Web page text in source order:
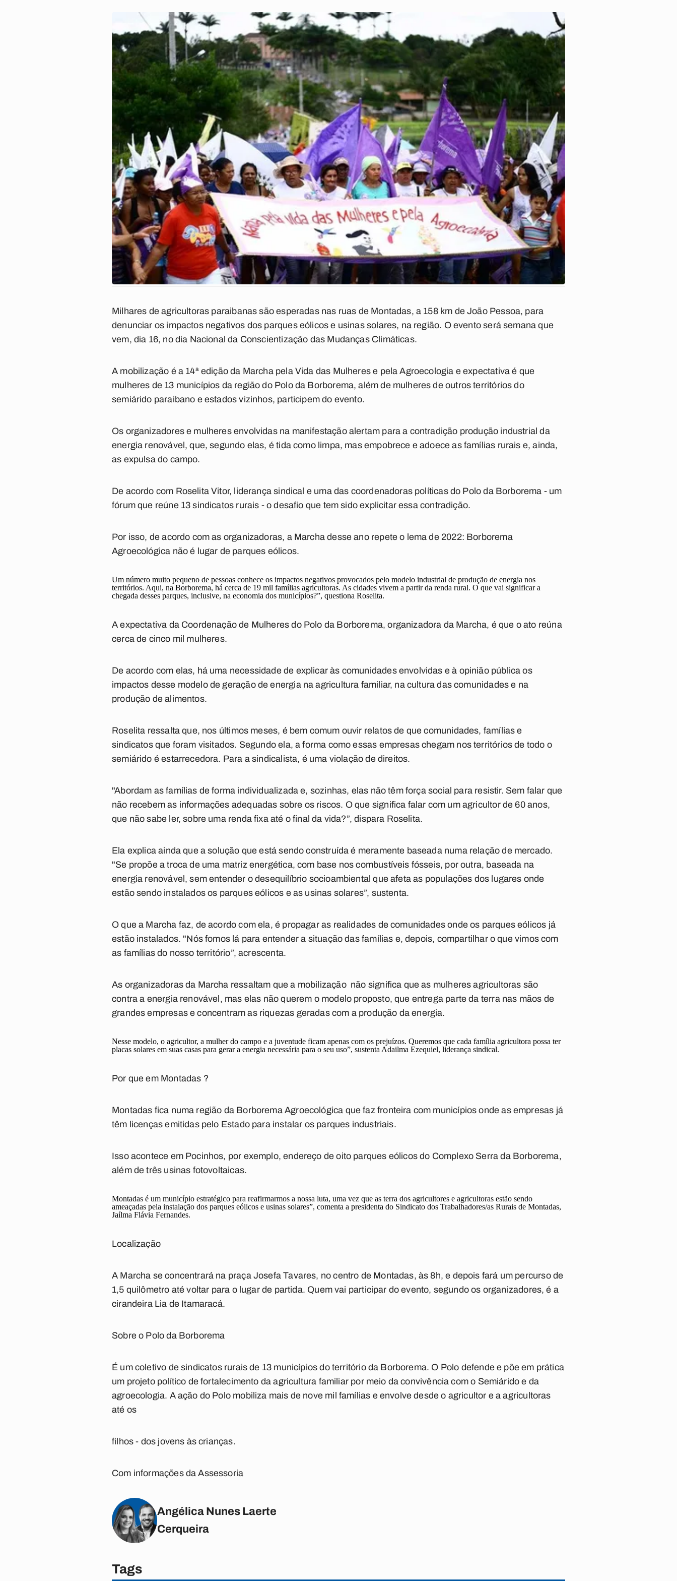
Milhares de agricultoras paraibanas são esperadas nas ruas de Montadas, a 158 km de João Pessoa, para
denunciar os impactos negativos dos parques eólicos e usinas solares, na região. O evento será semana que
vem, dia 16, no dia Nacional da Conscientização das Mudanças Climáticas.
A mobilização é a 14ª edição da Marcha pela Vida das Mulheres e pela Agroecologia e expectativa é que
mulheres de 13 municípios da região do Polo da Borborema, além de mulheres de outros territórios do
semiárido paraibano e estados vizinhos, participem do evento.
Os organizadores e mulheres envolvidas na manifestação alertam para a contradição produção industrial da
energia renovável, que, segundo elas, é tida como limpa, mas empobrece e adoece as famílias rurais e, ainda,
as expulsa do campo.
De acordo com Roselita Vitor, liderança sindical e uma das coordenadoras políticas do Polo da Borborema - um
fórum que reúne 13 sindicatos rurais - o desafio que tem sido explicitar essa contradição.
Por isso, de acordo com as organizadoras, a Marcha desse ano repete o lema de 2022: Borborema
Agroecológica não é lugar de parques eólicos.
Um número muito pequeno de pessoas conhece os impactos negativos provocados pelo modelo industrial de produção de energia nos
territórios. Aqui, na Borborema, há cerca de 19 mil famílias agricultoras. As cidades vivem a partir da renda rural. O que vai significar a
chegada desses parques, inclusive, na economia dos municípios?”, questiona Roselita.
A expectativa da Coordenação de Mulheres do Polo da Borborema, organizadora da Marcha, é que o ato reúna
cerca de cinco mil mulheres.
De acordo com elas, há uma necessidade de explicar às comunidades envolvidas e à opinião pública os
impactos desse modelo de geração de energia na agricultura familiar, na cultura das comunidades e na
produção de alimentos.
Roselita ressalta que, nos últimos meses, é bem comum ouvir relatos de que comunidades, famílias e
sindicatos que foram visitados. Segundo ela, a forma como essas empresas chegam nos territórios de todo o
semiárido é estarrecedora. Para a sindicalista, é uma violação de direitos.
"Abordam as famílias de forma individualizada e, sozinhas, elas não têm força social para resistir. Sem falar que
não recebem as informações adequadas sobre os riscos. O que significa falar com um agricultor de 60 anos,
que não sabe ler, sobre uma renda fixa até o final da vida?”, dispara Roselita.
Ela explica ainda que a solução que está sendo construída é meramente baseada numa relação de mercado.
"Se propõe a troca de uma matriz energética, com base nos combustíveis fósseis, por outra, baseada na
energia renovável, sem entender o desequilíbrio socioambiental que afeta as populações dos lugares onde
estão sendo instalados os parques eólicos e as usinas solares”, sustenta.
O que a Marcha faz, de acordo com ela, é propagar as realidades de comunidades onde os parques eólicos já
estão instalados. "Nós fomos lá para entender a situação das famílias e, depois, compartilhar o que vimos com
as famílias do nosso território”, acrescenta.
As organizadoras da Marcha ressaltam que a mobilização não significa que as mulheres agricultoras são
contra a energia renovável, mas elas não querem o modelo proposto, que entrega parte da terra nas mãos de
grandes empresas e concentram as riquezas geradas com a produção da energia.
Nesse modelo, o agricultor, a mulher do campo e a juventude ficam apenas com os prejuízos. Queremos que cada família agricultora possa ter
placas solares em suas casas para gerar a energia necessária para o seu uso”, sustenta Adailma Ezequiel, liderança sindical.
Por que em Montadas ?
Montadas fica numa região da Borborema Agroecológica que faz fronteira com municípios onde as empresas já
têm licenças emitidas pelo Estado para instalar os parques industriais.
Isso acontece em Pocinhos, por exemplo, endereço de oito parques eólicos do Complexo Serra da Borborema,
além de três usinas fotovoltaicas.
Montadas é um município estratégico para reafirmarmos a nossa luta, uma vez que as terra dos agricultores e agricultoras estão sendo
ameaçadas pela instalação dos parques eólicos e usinas solares”, comenta a presidenta do Sindicato dos Trabalhadores/as Rurais de Montadas,
Jaílma Flávia Fernandes.
Localização
A Marcha se concentrará na praça Josefa Tavares, no centro de Montadas, às 8h, e depois fará um percurso de
1,5 quilômetro até voltar para o lugar de partida. Quem vai participar do evento, segundo os organizadores, é a
cirandeira Lia de Itamaracá.
Sobre o Polo da Borborema
É um coletivo de sindicatos rurais de 13 municípios do território da Borborema. O Polo defende e põe em prática
um projeto político de fortalecimento da agricultura familiar por meio da convivência com o Semiárido e da
agroecologia. A ação do Polo mobiliza mais de nove mil famílias e envolve desde o agricultor e a agricultoras
até os
filhos - dos jovens às crianças.
Com informações da Assessoria
Angélica Nunes Laerte
Cerqueira
Tags